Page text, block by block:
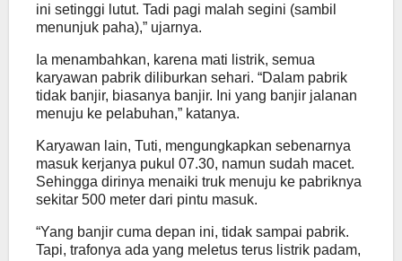
ini setinggi lutut. Tadi pagi malah segini (sambil
menunjuk paha),” ujarnya.
Ia menambahkan, karena mati listrik, semua
karyawan pabrik diliburkan sehari. “Dalam pabrik
tidak banjir, biasanya banjir. Ini yang banjir jalanan
menuju ke pelabuhan,” katanya.
Karyawan lain, Tuti, mengungkapkan sebenarnya
masuk kerjanya pukul 07.30, namun sudah macet.
Sehingga dirinya menaiki truk menuju ke pabriknya
sekitar 500 meter dari pintu masuk.
“Yang banjir cuma depan ini, tidak sampai pabrik.
Tapi, trafonya ada yang meletus terus listrik padam,